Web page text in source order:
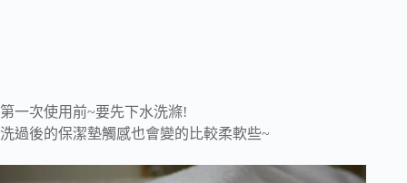
第一次使用前~要先下水洗滌!
洗過後的保潔墊觸感也會變的比較柔軟些~